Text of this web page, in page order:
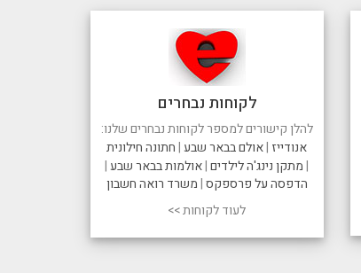
לקוחות נבחרים
להלן קישורים למספר לקוחות נבחרים שלנו:
אנודייז |אולם בבאר שבע|חתונה חילונית
|מתקן נינג'ה לילדים |אולמות בבאר שבע|
הדפסה על פרספקס|משרד רואה חשבון
לעוד לקוחות >>